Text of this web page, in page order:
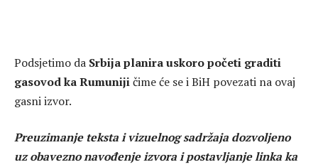
Podsjetimo da Srbija planira uskoro početi graditi
gasovod ka Rumunijičime će se i BiH povezati na ovaj
gasni izvor.
Preuzimanje teksta i vizuelnog sadržaja dozvoljeno
uz obavezno navođenje izvora i postavljanje linka ka